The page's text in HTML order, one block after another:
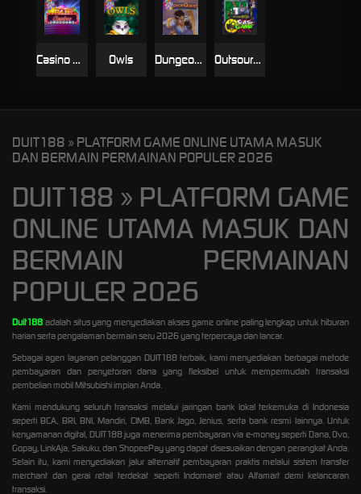
Casino Win Spin Dungeon Quest Outsourced: Slash Game
Owls
DUIT188 » PLATFORM GAME ONLINE UTAMA MASUK
DAN BERMAIN PERMAINAN POPULER 2026
DUIT188 » PLATFORM GAME
ONLINE UTAMA MASUK DAN
BERMAIN PERMAINAN
POPULER 2026
Duit188 adalah situs yang menyediakan akses game online paling lengkap untuk hiburan
harian serta pengalaman bermain seru 2026 yang terpercaya dan lancar.
Sebagai agen layanan pelanggan DUIT188 terbaik, kami menyediakan berbagai metode
pembayaran dan penyetoran dana yang fleksibel untuk mempermudah transaksi
pembelian mobil Mitsubishi impian Anda.
Kami mendukung seluruh transaksi melalui jaringan bank lokal terkemuka di Indonesia
seperti BCA, BRI, BNI, Mandiri, CIMB, Bank Jago, Jenius, serta bank resmi lainnya. Untuk
kenyamanan digital, DUIT188 juga menerima pembayaran via e-money seperti Dana, Ovo,
Gopay, LinkAja, Sakuku, dan ShopeePay yang dapat disesuaikan dengan perangkat Anda.
Selain itu, kami menyediakan jalur alternatif pembayaran praktis melalui sistem transfer
merchant dan gerai retail terdekat seperti Indomaret atau Alfamart demi kelancaran
transaksi.